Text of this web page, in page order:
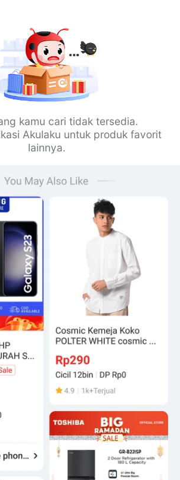
kamu cari tidak tersedia.
Akulaku untuk produk favorit
lainnya.